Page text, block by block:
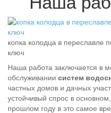
копка колодца в переславле
ключ
Наша работа заключается в
обслуживании систем
частных домов и дачных
устойчивый спрос в
прошлом году в это самое